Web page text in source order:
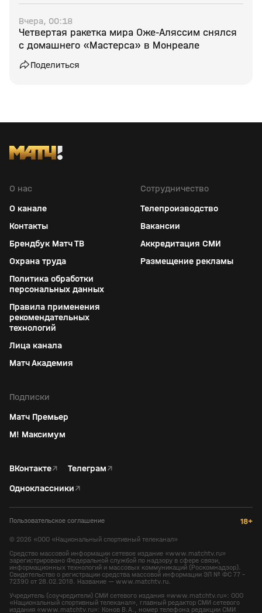
Вчера, 00:18
Четвертая ракетка мира Оже‑Аляссим снялся
с домашнего «Мастерса» в Монреале
Поделиться
О нас
О канале
Контакты
Брендбук Матч ТВ
Охрана труда
Политика обработки
персональных данных
Правила применения
рекомендательных
технологий
Лица канала
Матч Академия
Сотрудничество
Телепроизводство
Вакансии
Аккредитация СМИ
Размещение рекламы
Подписки
Матч Премьер
М! Максимум
ВКонтакте↗ Телеграм↗
Одноклассники↗
Пользовательское соглашение 18+
© 2026 «ООО «Национальный спортивный телеканал»
Средство массовой информации сетевое издание «www.matchtv.ru»
зарегистрировано Федеральной службой по надзору в сфере связи,
информационных технологий и массовых коммуникаций (Роскомнадзор).
Свидетельство о регистрации средства массовой информации ЭЛ № ФС 77 -
72390 от 28.02.2018. Название — www.matchtv.ru.
Учредитель (соучредители) СМИ сетевого издания «www.matchtv.ru»: ООО
«Национальный спортивный телеканал», главный редактор СМИ сетевого
издания «www.matchtv.ru»: Конов В.А., номер телефона редакции СМИ